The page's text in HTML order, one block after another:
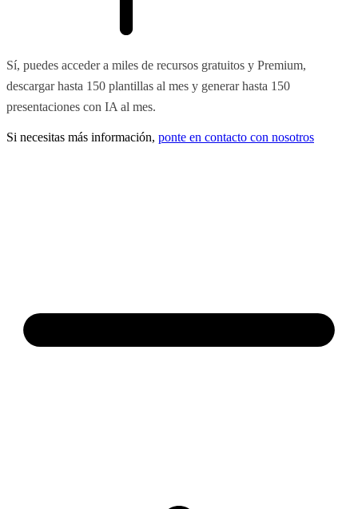
Sí, puedes acceder a miles de recursos gratuitos y Premium,
descargar hasta 150 plantillas al mes y generar hasta 150
presentaciones con IA al mes.
Si necesitas más información, ponte en contacto con nosotros